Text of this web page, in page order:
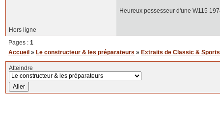
Heureux possesseur d'une W115
Hors ligne
Pages :1
Accueil » Le constructeur & les préparateurs » Extraits de Classic &
Atteindre